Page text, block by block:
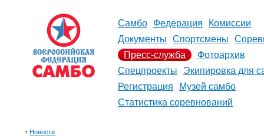
Самбо Федерация
Комиссии
Документы
Спортсмены
Пресс-служба
Фотоархив
Спецпроекты
Экипировка для
Регистрация
Музей самбо
Статистика соревнований
↑ Новости